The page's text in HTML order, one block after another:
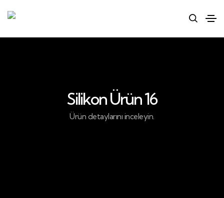
Silikon Ürün 16
Ürün detaylarını inceleyin.